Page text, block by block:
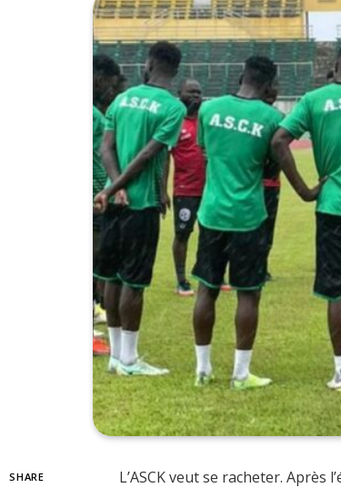
SHARE
L’ASCK veut se racheter.